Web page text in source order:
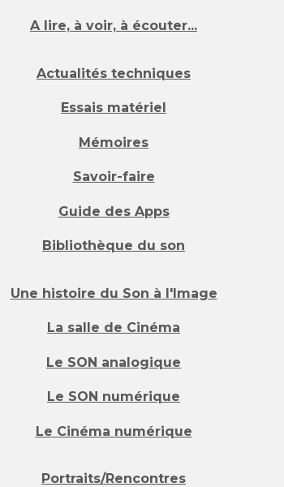
A lire, à voir, à écouter...
Actualités techniques
Essais matériel
Mémoires
Savoir-faire
Guide des Apps
Bibliothèque du son
Une histoire du Son à l'Image
La salle de Cinéma
Le SON analogique
Le SON numérique
Le Cinéma numérique
Portraits/Rencontres